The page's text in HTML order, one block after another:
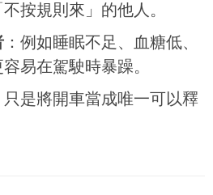
按規則來」的他人。
：例如睡眠不足、血糖低、
易在駕駛時暴躁。
是將開車當成唯一可以釋